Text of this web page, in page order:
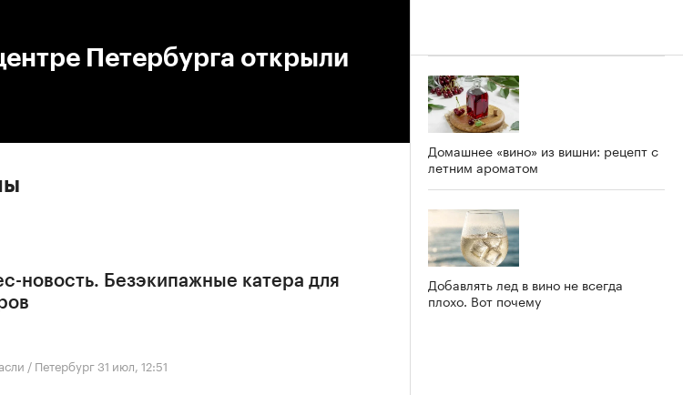
Петербурга открыли
новость. Безэкипажные катера для
/ Петербург31 июл, 12:51
Домашнее «вино» из вишни: рецепт с
летним ароматом
Добавлять лед в вино не всегда
плохо. Вот почему